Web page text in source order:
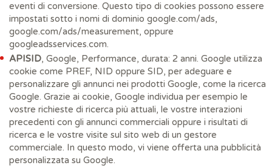
eventi di conversione. Questo tipo di cookies possono essere
impostati sotto i nomi di dominio google.com/ads,
google.com/ads/measurement, oppure
googleadsservices.com.
APISID, Google, Performance, durata: 2 anni. Google utilizza
cookie come PREF, NID oppure SID, per adeguare e
personalizzare gli annunci nei prodotti Google, come la ricerca
Google. Grazie ai cookie, Google individua per esempio le
vostre richieste di ricerca più attuali, le vostre interazioni
precedenti con gli annunci commerciali oppure i risultati di
ricerca e le vostre visite sul sito web di un gestore
commerciale. In questo modo, vi viene offerta una pubblicità
personalizzata su Google.